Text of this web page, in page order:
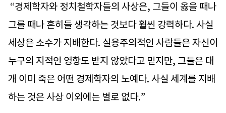
“경제학자와 정치철학자들의 사상은, 그들이 옳을 때나
그를 때나 흔히들 생각하는 것보다 훨씬 강력하다. 사실
세상은 소수가 지배한다. 실용주의적인 사람들은 자신이
누구의 지적인 영향도 받지 않았다고 믿지만, 그들은 대
개 이미 죽은 어떤 경제학자의 노예다. 사실 세계를 지배
하는 것은 사상 이외에는 별로 없다.”